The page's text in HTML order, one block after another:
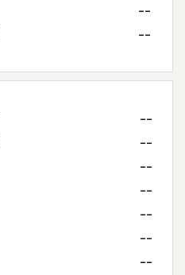
--
--
--
--
--
--
--
--
--